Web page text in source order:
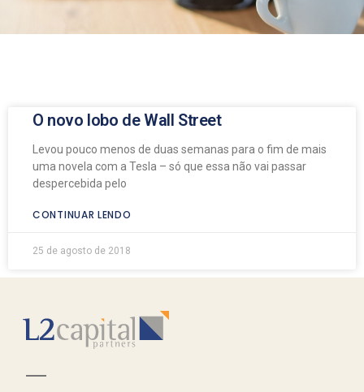
O novo lobo de Wall Street
Levou pouco menos de duas semanas para o fim de mais
uma novela com a Tesla – só que essa não vai passar
despercebida pelo
CONTINUAR LENDO
25 de agosto de 2018